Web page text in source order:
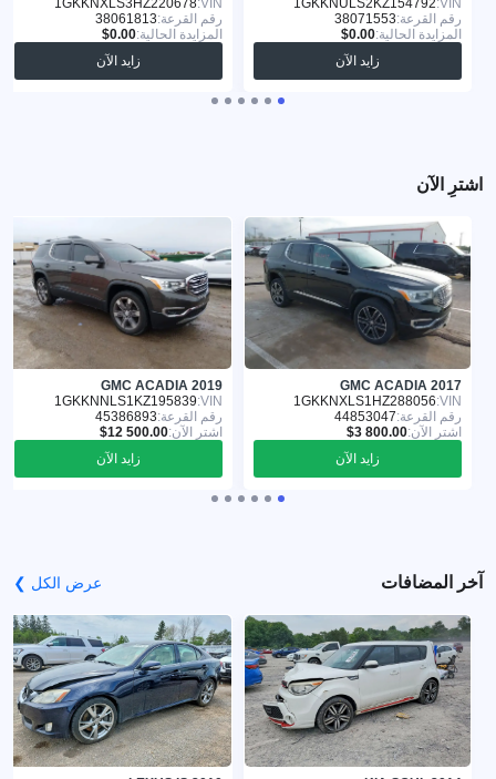
VIN:
1GKKNULS2KZ154792
رقم القرعة:38071553
المزايدة الحالية:
زايد الآن
VIN:
1GKKNXLS3HZ220678
رقم القرعة:38061813
المزايدة الحالية:
زايد الآن
اشترِ الآن
GMC ACADIA 2017
VIN:
1GKKNXLS1HZ288056
رقم القرعة:44853047
اشترِ الآن:
زايد الآن
GMC ACADIA 2019
VIN:
1GKKNNLS1KZ195839
رقم القرعة:45386893
اشترِ الآن:
زايد الآن
آخر المضافات عرض الكل ❯